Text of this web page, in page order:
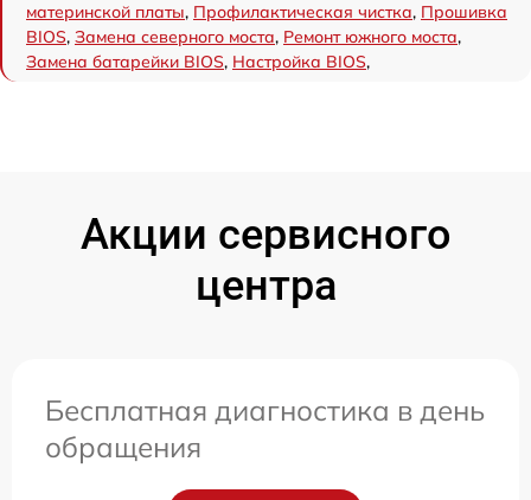
материнской платы, Профилактическая чистка, Прошивка
BIOS, Замена северного моста, Ремонт южного моста,
Замена батарейки BIOS, Настройка BIOS,
Акции сервисного
центра
Бесплатная диагностика в день
обращения